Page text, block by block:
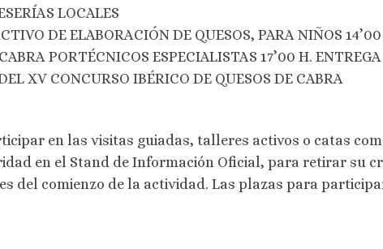
LOCALES
DE ELABORACIÓN DE QUESOS, PARA NIÑOS
PORTÉCNICOS ESPECIALISTAS 17’00 H.
XV CONCURSO IBÉRICO DE QUESOS DE CABRA
en las visitas guiadas, talleres activos o catas
en el Stand de Información Oficial, para retirar su
del comienzo de la actividad. Las plazas para